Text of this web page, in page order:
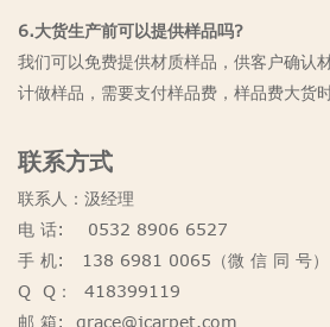
6.大货生产前可以提供样品吗?
我们可以免费提供材质样品，供客户确认
计做样品，需要支付样品费，样品费大货
联系方式
联系人：汲经理
电 话: 0532 8906 6527
手 机: 138 6981 0065（微 信 同 号）
Q Q： 418399119
邮 箱: grace@jcarpet.com